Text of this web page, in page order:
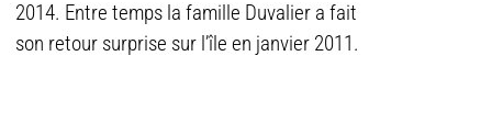
2014. Entre temps la famille Duvalier a fait
son retour surprise sur l’île en janvier 2011.